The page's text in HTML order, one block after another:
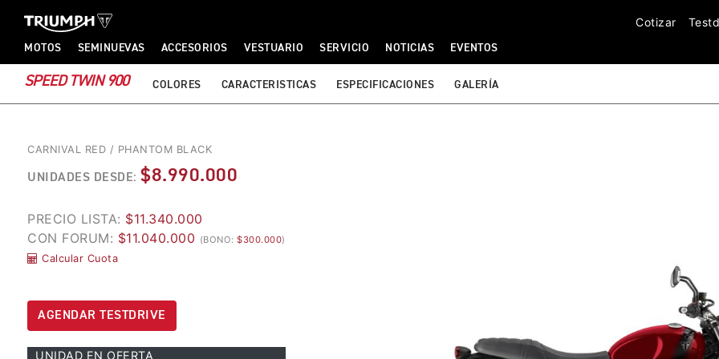
MOTOS SEMINUEVAS ACCESORIOS VESTUARIO SERVICIO NOTICIAS EVENTOS
Cotizar
SPEED TWIN 900 COLORES CARACTERISTICAS ESPECIFICACIONES GALERÍA
CARNIVAL RED / PHANTOM BLACK
UNIDADES DESDE: $8.990.000
PRECIO LISTA: $11.340.000
CON FORUM: $11.040.000 (BONO: $300.000)
Calcular Cuota
AGENDAR TESTDRIVE
UNIDAD EN OFERTA